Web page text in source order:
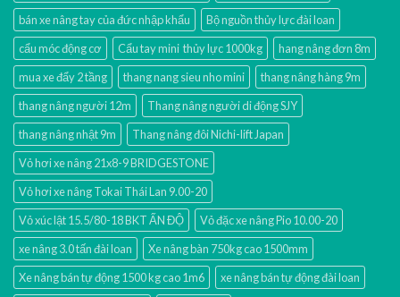
bán xe nâng tay của đức nhập khẩu
Bộ nguồn thủy lực đài loan
cẩu móc động cơ
Cẩu tay mini thủy lực 1000kg
hang nâng đơn 8m
mua xe đẩy 2 tầng
thang nang sieu nho mini
thang nâng hàng 9m
thang nâng người 12m
Thang nâng người di động SJY
thang nâng nhật 9m
Thang nâng đôi Nichi-lift Japan
Vỏ hơi xe nâng 21x8-9 BRIDGESTONE
Vỏ hơi xe nâng Tokai Thái Lan 9.00-20
Vỏ xúc lật 15.5/80-18 BKT ẤN ĐỘ
Vỏ đặc xe nâng Pio 10.00-20
xe nâng 3.0 tấn đài loan
Xe nâng bàn 750kg cao 1500mm
Xe nâng bán tự động 1500 kg cao 1m6
xe nâng bán tự động đài loan